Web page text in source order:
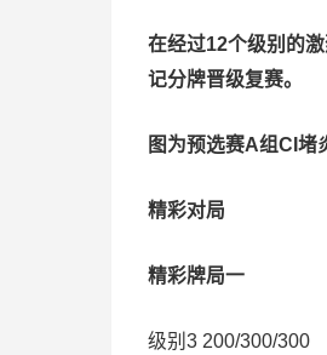
在经过12个级别的
记分牌晋级复赛。
图为预选赛A组CI堵
精彩对局
精彩牌局一
级别3 200/300/300